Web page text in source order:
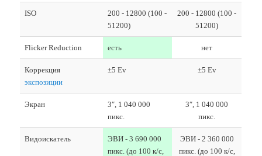
ISO
200 - 12800 (100 -
51200)
200 - 12800 (100 -
51200)
Flicker Reduction есть нет
Коррекция
экспозиции
±5 Ev ±5 Ev
Экран
3″, 1 040 000
пикс.
3″, 1 040 000
пикс.
Видоискатель
ЭВИ - 3 690 000
пикс. (до 100 к/с,
ЭВИ - 2 360 000
пикс. (до 100 к/с,